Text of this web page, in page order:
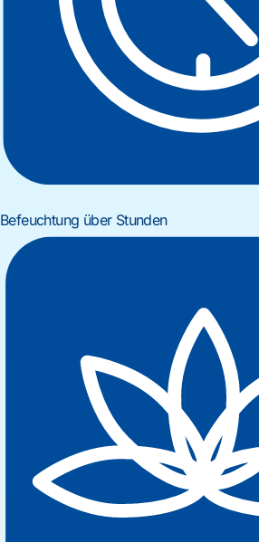
Befeuchtung über Stunden